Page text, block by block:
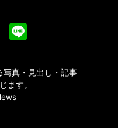
写真・見出し・記事
ます。